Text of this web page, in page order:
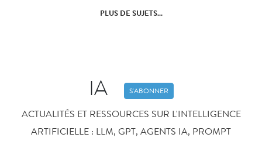
PLUS DE SUJETS...
IA S'ABONNER
ACTUALITÉS ET RESSOURCES SUR L'INTELLIGENCE
ARTIFICIELLE : LLM, GPT, AGENTS IA, PROMPT